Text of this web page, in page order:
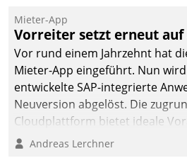
Einsparungen durch optimierte
Prozesse. Doch man darf nicht
mit der Einführung einer neuen
getan. Die Digitalisierung
die Bereitschaft, sich zu
und zu verändern.
Mieter-App
Vorreiter setzt erneut auf
Vor rund einem Jahrzehnt hat
Mieter-App eingeführt. Nun
entwickelte SAP-integrierte
Neuversion abgelöst. Die
Cloudplattform bietet ideale
die Funktionalität der App zu
Andreas Lerchner